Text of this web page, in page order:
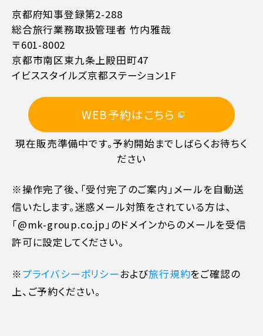
11日目に当たる日以前
10日目に当たる日以前
7日目に当たる日以前
旅行開始日の前日 40%
旅行開始日の当日
旅行開始後又は無連絡 100%
京都府知事登録第2-288
総合旅行業務取扱管理者 竹内雅哉
〒601-8002
京都市南区東九条上殿田町47
イビススタイルズ京都ステーション1F
WEB予約はこちら
現在販売準備中です。予約開始までしばらくお待ちく
ださい
※操作完了後、「受付完了のご案内」メールを自動送
信いたします。迷惑メール対策をされている方は､
「@mk-group.co.jp」のドメインからのメールを受信
許可に設定してください。
※プライバシーポリシーおよび旅行規約をご確認の
上、ご予約ください。